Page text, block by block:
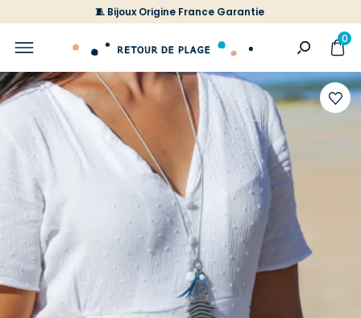
🧵 Bijoux Origine France Garantie
0